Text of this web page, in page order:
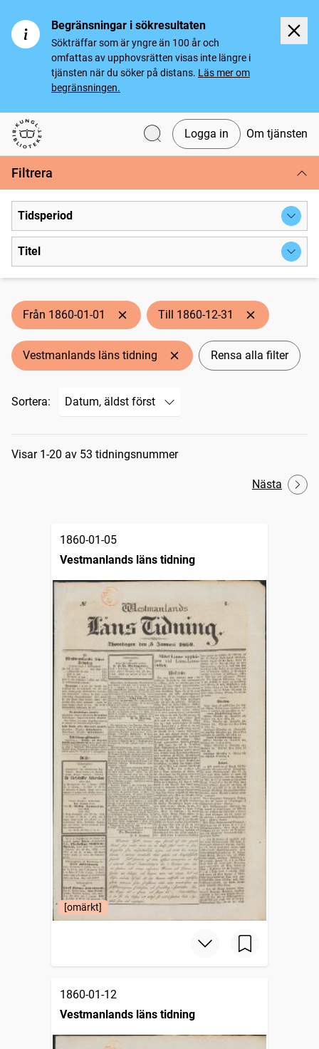
Begränsningar i sökresultaten
Sökträffar som är yngre än 100 år och
omfattas av upphovsrätten visas inte längre i
tjänsten när du söker på distans. Läs mer om
begränsningen.
Svenska tidningar
Logga in Om tjänsten
Filtrera
Tidsperiod
Titel
Från 1860-01-01 Till 1860-12-31
Vestmanlands läns tidning Rensa alla filter
Sortera:
Sökresultat
Visar 1-20 av 53 tidningsnummer
Nästa
1860-01-05
Vestmanlands läns tidning
[omärkt]
1860-01-12
Vestmanlands läns tidning